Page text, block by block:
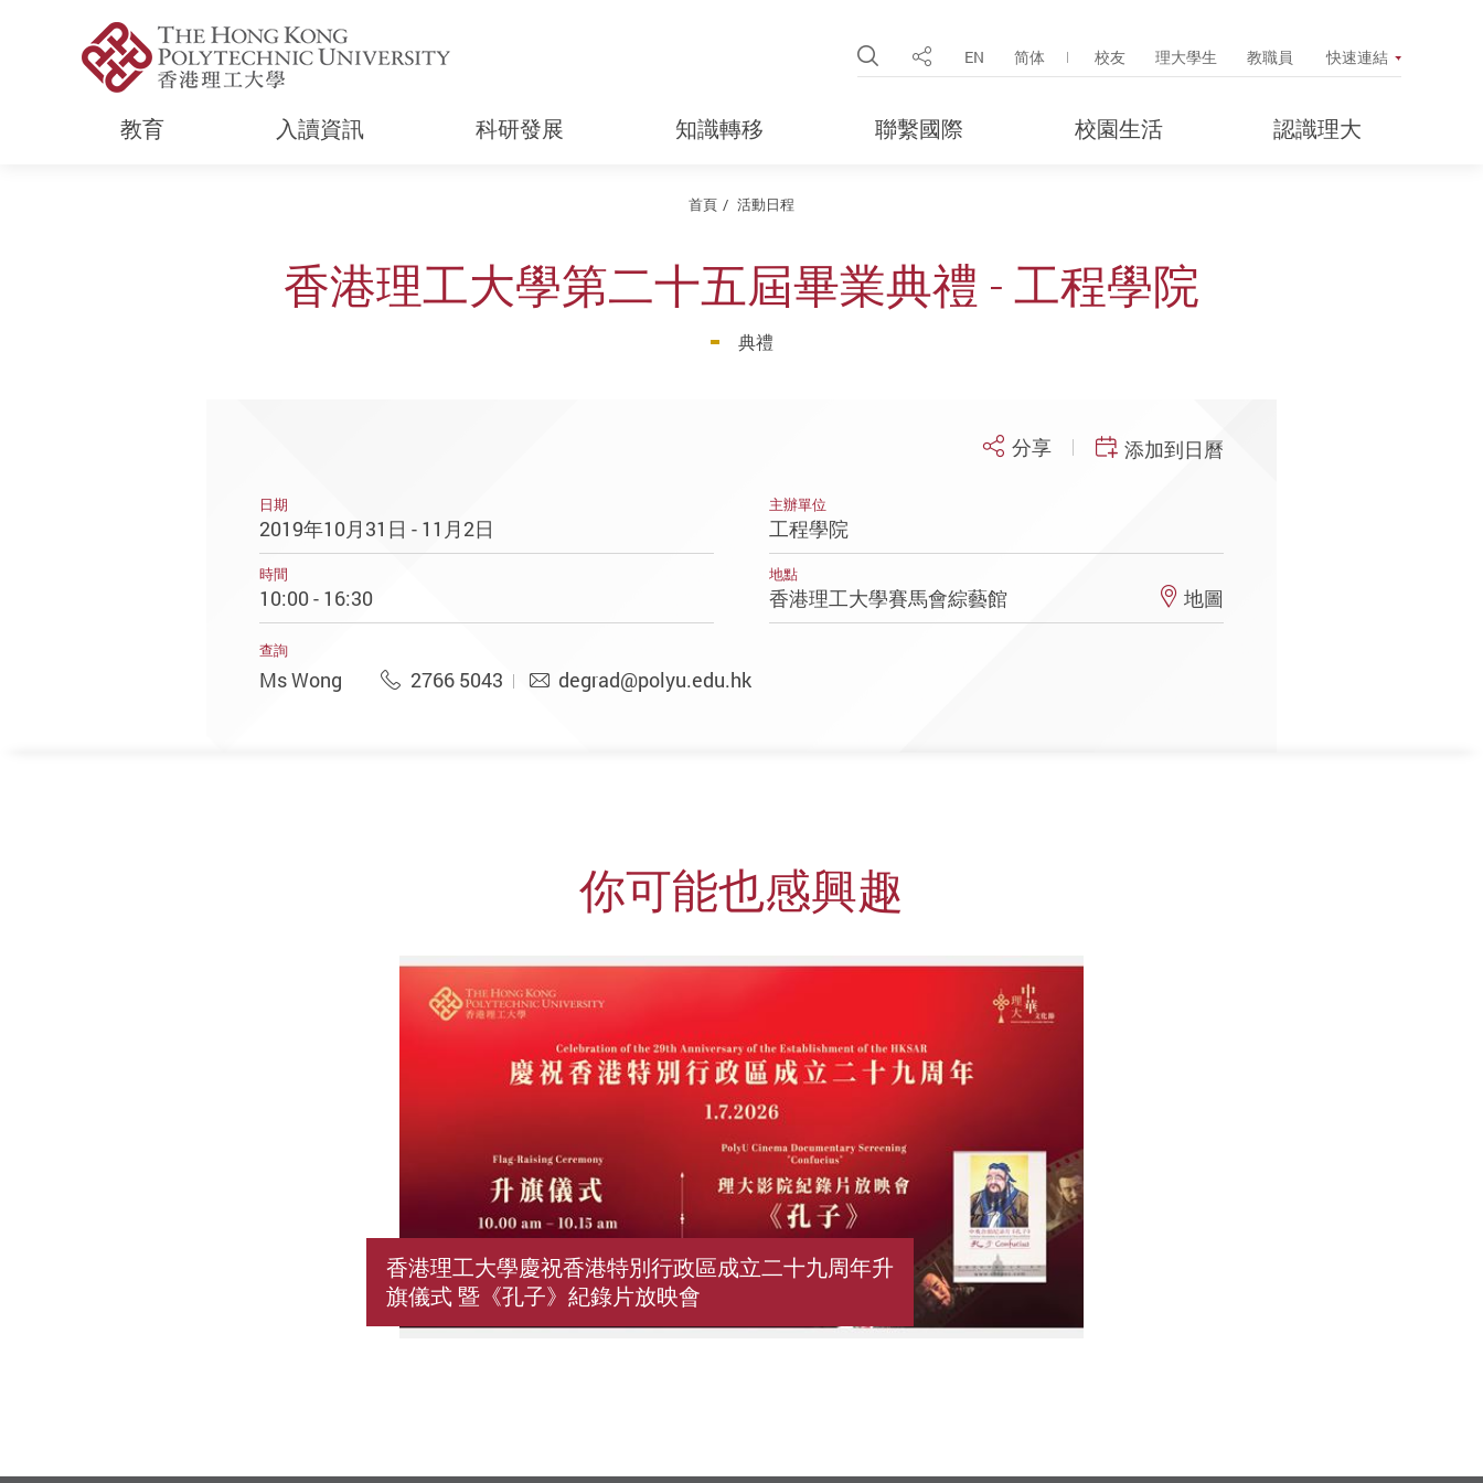
Open Site Search Popup
分享 EN 简体 校友 理大學生 教職員 快速連結
教育 入讀資訊 科研發展 知識轉移 聯繫國際 校園生活 認識理大
首頁 活動日程
香港理工大學第二十五屆畢業典禮 - 工程學院
典禮
分享 添加到日曆
日期
2019年10月31日 - 11月2日
主辦單位
工程學院
時間
10:00 - 16:30
地點
香港理工大學賽馬會綜藝館 地圖
查詢
Ms Wong 2766 5043 degrad@polyu.edu.hk
你可能也感興趣
香港理工大學慶祝香港特別行政區成立二十九周年升
旗儀式 暨《孔子》紀錄片放映會